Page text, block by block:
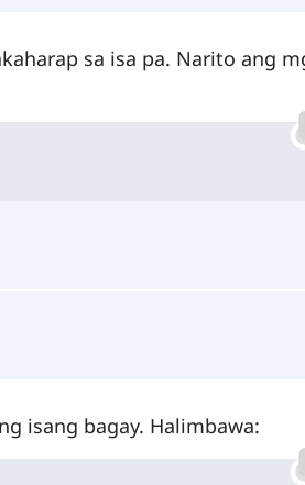
sa isa pa. Narito ang
ng isang bagay. Halimbawa: